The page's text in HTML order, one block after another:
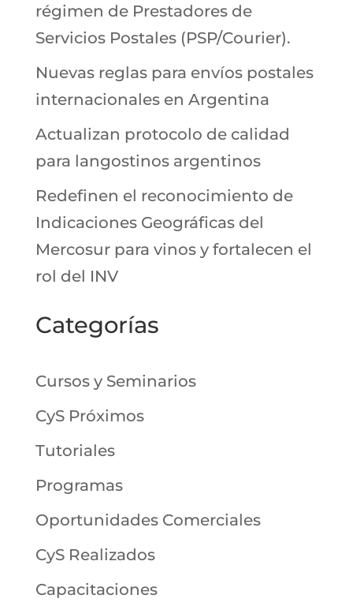
régimen de Prestadores de
Servicios Postales (PSP/Courier).
Nuevas reglas para envíos postales
internacionales en Argentina
Actualizan protocolo de calidad
para langostinos argentinos
Redefinen el reconocimiento de
Indicaciones Geográficas del
Mercosur para vinos y fortalecen el
rol del INV
Categorías
Cursos y Seminarios
CyS Próximos
Tutoriales
Programas
Oportunidades Comerciales
CyS Realizados
Capacitaciones